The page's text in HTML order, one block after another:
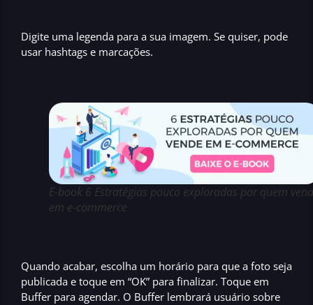
Digite uma legenda para a sua imagem. Se quiser, pode
usar hashtags e marcações.
E-book 6 Estratégias pouco exploradas por quem
em e-commerce
Quando acabar, escolha um horário para que a foto seja
publicada e toque em “OK” para finalizar. Toque em
Buffer para agendar. O Buffer lembrará usuário sobre